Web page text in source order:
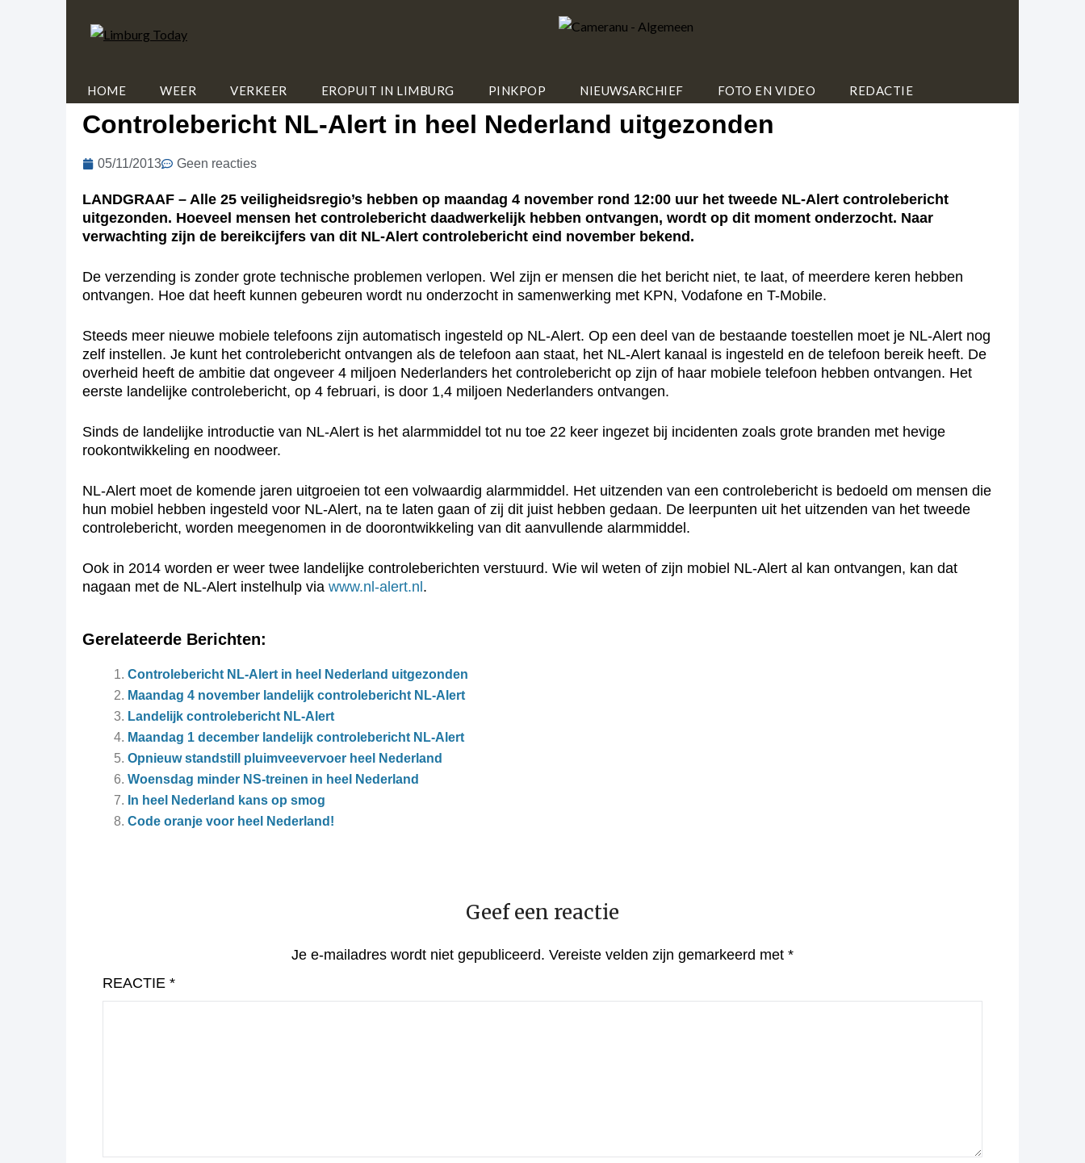
HOME WEER VERKEER EROPUIT IN LIMBURG PINKPOP NIEUWSARCHIEF FOTO EN VIDEO REDACTIE
Controlebericht NL-Alert in heel Nederland uitgezonden
05/11/2013 Geen reacties
LANDGRAAF – Alle 25 veiligheidsregio’s hebben op maandag 4 november rond 12:00 uur het tweede NL-Alert controlebericht
uitgezonden. Hoeveel mensen het controlebericht daadwerkelijk hebben ontvangen, wordt op dit moment onderzocht. Naar
verwachting zijn de bereikcijfers van dit NL-Alert controlebericht eind november bekend.
De verzending is zonder grote technische problemen verlopen. Wel zijn er mensen die het bericht niet, te laat, of meerdere keren hebben
ontvangen. Hoe dat heeft kunnen gebeuren wordt nu onderzocht in samenwerking met KPN, Vodafone en T-Mobile.
Steeds meer nieuwe mobiele telefoons zijn automatisch ingesteld op NL-Alert. Op een deel van de bestaande toestellen moet je NL-Alert nog
zelf instellen. Je kunt het controlebericht ontvangen als de telefoon aan staat, het NL-Alert kanaal is ingesteld en de telefoon bereik heeft. De
overheid heeft de ambitie dat ongeveer 4 miljoen Nederlanders het controlebericht op zijn of haar mobiele telefoon hebben ontvangen. Het
eerste landelijke controlebericht, op 4 februari, is door 1,4 miljoen Nederlanders ontvangen.
Sinds de landelijke introductie van NL-Alert is het alarmmiddel tot nu toe 22 keer ingezet bij incidenten zoals grote branden met hevige
rookontwikkeling en noodweer.
NL-Alert moet de komende jaren uitgroeien tot een volwaardig alarmmiddel. Het uitzenden van een controlebericht is bedoeld om mensen die
hun mobiel hebben ingesteld voor NL-Alert, na te laten gaan of zij dit juist hebben gedaan. De leerpunten uit het uitzenden van het tweede
controlebericht, worden meegenomen in de doorontwikkeling van dit aanvullende alarmmiddel.
Ook in 2014 worden er weer twee landelijke controleberichten verstuurd. Wie wil weten of zijn mobiel NL-Alert al kan ontvangen, kan dat
nagaan met de NL-Alert instelhulp via www.nl-alert.nl .
Gerelateerde Berichten:
Controlebericht NL-Alert in heel Nederland uitgezonden
Maandag 4 november landelijk controlebericht NL-Alert
Landelijk controlebericht NL-Alert
Maandag 1 december landelijk controlebericht NL-Alert
Opnieuw standstill pluimveevervoer heel Nederland
Woensdag minder NS-treinen in heel Nederland
In heel Nederland kans op smog
Code oranje voor heel Nederland!
Geef een reactie
Je e-mailadres wordt niet gepubliceerd. Vereiste velden zijn gemarkeerd met *
REACTIE *